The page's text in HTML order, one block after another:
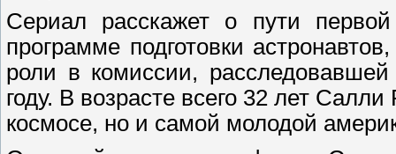
Сериал расскажет о пути
программе подготовки
роли в комиссии,
году. В возрасте всего 32 лет
​​космосе, но и самой молодой